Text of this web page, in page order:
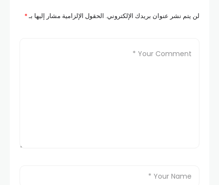
لن يتم نشر عنوان بريدك الإلكتروني. الحقول الإلزامية مشار إليها بـ*